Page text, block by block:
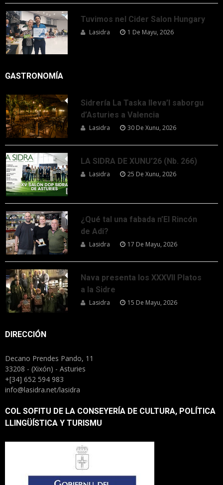
Tuvimos nel Cider Salon Hungary
Lasidra 1 De Mayu, 2026
GASTRONOMÍA
Sidrería La Taska lleva’l saborgu
d’Asturies a Valencia
Lasidra 30 De Xunu, 2026
LA SIDRA DE XUNU’26 (Nb. 266)
Lasidra 25 De Xunu, 2026
¿Qué tal una fabada n’El Rincón
de Adi?
Lasidra 17 De Mayu, 2026
Nava presenta los XXXVII Platos
a la Sidre
Lasidra 15 De Mayu, 2026
DIRECCIÓN
Decano Prendes Pando, 11
33208 - (Xixón) - Asturies
+[34] 652 594 983
info@lasidra.net/lasidra
COL SOFITU DE LA CONSEYERÍA DE CULTURA, POLÍTICA
LLINGÜÍSTICA Y TURISMU